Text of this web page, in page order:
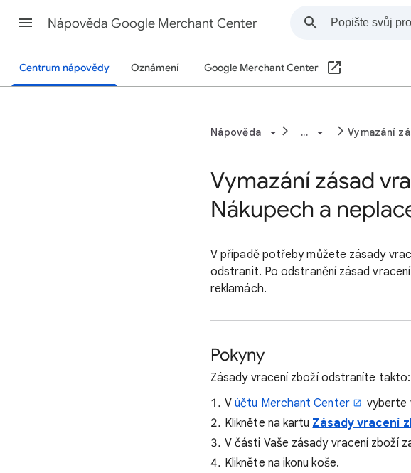
Nápověda Google Merchant Center
Centrum nápovědy Oznámení Google Merchant Center
Nápověda ... Vymazání
Vymazání zásad
Nákupech a
V případě potřeby můžete zásady
odstranit. Po odstranění zásad
reklamách.
Pokyny
Zásady vracení zboží odstraníte takto:
Vúčtu Merchant Center vyberte
Klikněte na kartu Zásady vracení
V části Vaše zásady vracení zboží
Klikněte na ikonu koše.